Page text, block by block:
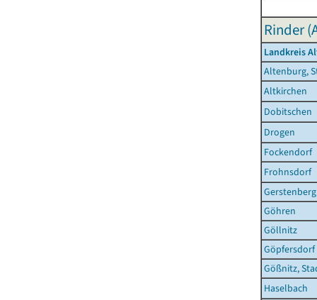
Rinder
Landkreis
Altenburg,
Altkirchen
Dobitschen
Drogen
Fockendorf
Frohnsdorf
Gerstenberg
Göhren
Göllnitz
Göpfersdorf
Gößnitz,
Haselbach